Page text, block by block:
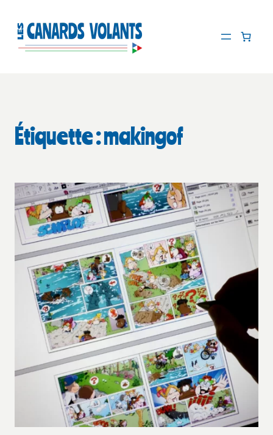
contenu
Étiquette :makingof